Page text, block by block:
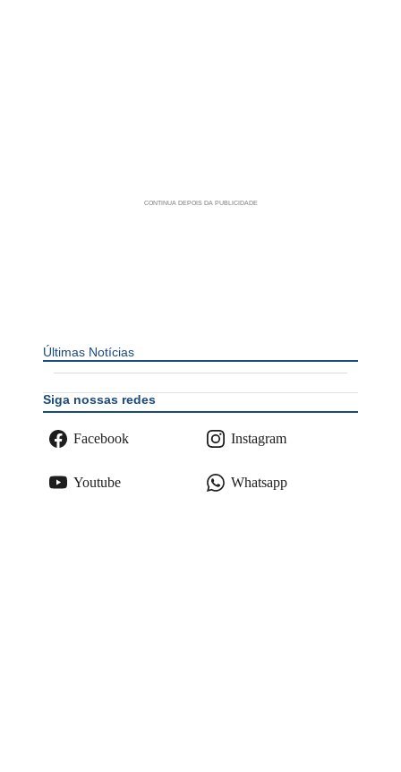
Últimas Notícias
Siga nossas redes
Facebook Instagram
Youtube Whatsapp